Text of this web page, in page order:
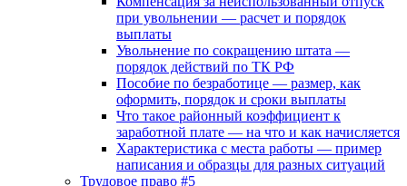
при увольнении — расчет и порядок
выплаты
Увольнение по сокращению штата —
порядок действий по ТК РФ
Пособие по безработице — размер, как
оформить, порядок и сроки выплаты
Что такое районный коэффициент к
заработной плате — на что и как начисляется
Характеристика с места работы — пример
написания и образцы для разных ситуаций
Трудовое право #5